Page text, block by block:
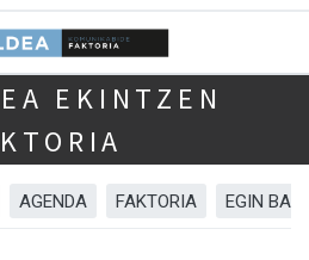
EKINTZEN
AGENDA FAKTORIA EGIN